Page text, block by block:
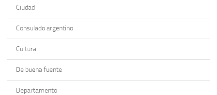
Ciudad
Consulado argentino
Cultura
De buena fuente
Departamento